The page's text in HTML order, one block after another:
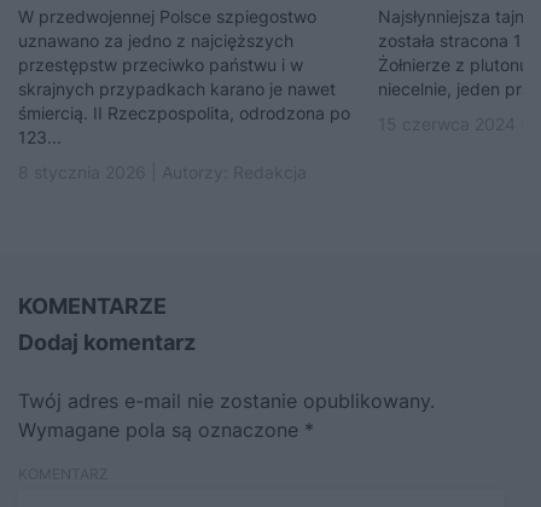
W przedwojennej Polsce szpiegostwo
uznawano za jedno z najcięższych
przestępstw przeciwko państwu i w
skrajnych przypadkach karano je nawet
śmiercią. II Rzeczpospolita, odrodzona po
123...
Najsłynniejsza
została stracona
Żołnierze z plutonu
niecelnie, jeden
KOMENTARZE
Dodaj komentarz
Twój adres e-mail nie zostanie opublikowany.
Wymagane pola są oznaczone *